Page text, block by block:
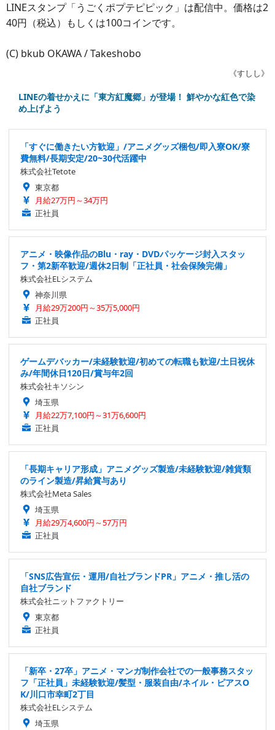
LINEスタンプ「うごくポプテピピック」は配信中。価格は2
40円（税込）もしくは100コインです。
(C) bkub OKAWA / Takeshobo
《すしし》
LINEの着せかえに「東方紅魔郷」が登場！ 鮮やかな紅色で染
め上げよう
「すぐに働きたい方歓迎」/アニメグッズ梱包/即入寮OK/寮
費無料/長期安定/20~30代活躍中
株式会社Tetote
東京都
月給27万円～34万円
正社員
アニメ・映像作品のBlu・ray・DVDパッケージ封入スタッ
フ・第2新卒歓迎/週休2日制「正社員・社会保険完備」
株式会社ELシステム
神奈川県
月給29万200円～35万5,000円
正社員
ゲームデバッカー/未経験歓迎/初めての転職も歓迎/土日祝休
み/年間休日120日/賞与年2回
株式会社キソシン
埼玉県
月給22万7,100円～31万6,600円
正社員
「長期キャリア形成」アニメグッズ製造/未経験歓迎/雑貨類
のライン製造/昇給賞与あり
株式会社Meta Sales
埼玉県
月給29万4,600円～57万円
正社員
「SNS広告宣伝・運用/自社ブランドPR」アニメ・推し活の
自社ブランド
株式会社ニットファクトリー
東京都
正社員
「新卒・27卒」アニメ・マンガ制作会社での一般事務スタッ
フ「正社員」未経験歓迎/髪型・服装自由/ネイル・ピアスO
K/川口市幸町2丁目
株式会社ELシステム
埼玉県